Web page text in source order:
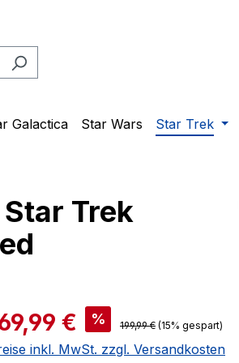
Galactica Star Wars Star Trek
Trek
€ % Regulärer Preis:
199,99 € (15% gespart)
inkl. MwSt. zzgl. Versandkosten